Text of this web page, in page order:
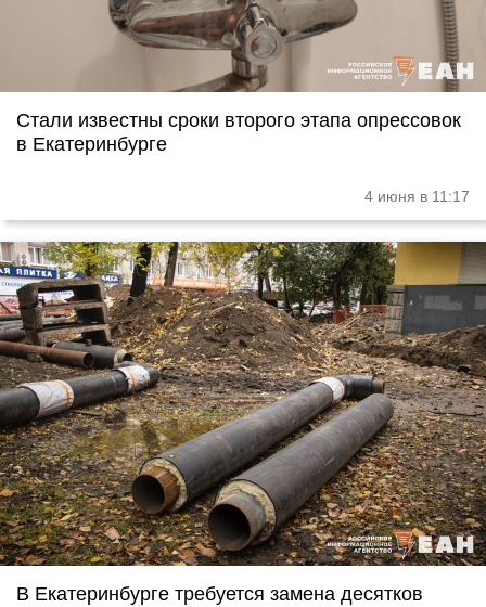
Стали известны сроки второго этапа опрессовок
в Екатеринбурге
4 июня в 11:17
В Екатеринбурге требуется замена десятков